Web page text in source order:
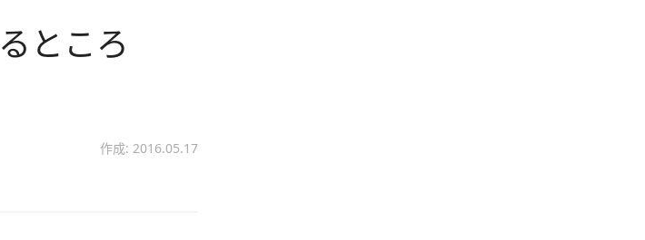
ところ
作成: 2016.05.17